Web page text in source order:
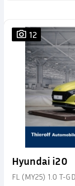
12
Hyundai i20
FL (MY25) 1.0 T-